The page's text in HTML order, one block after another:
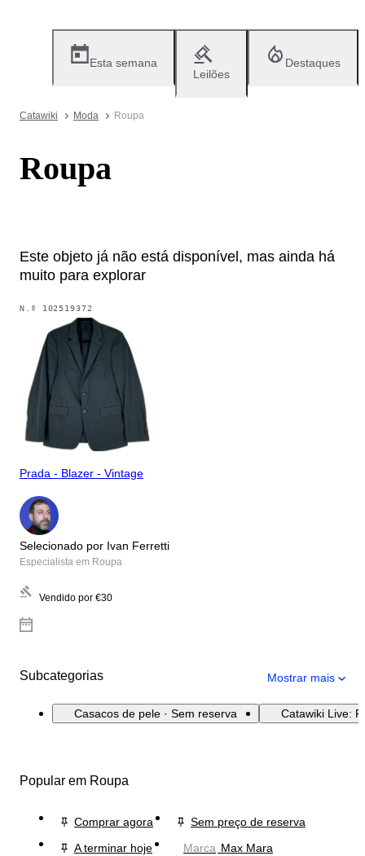
Esta semana
Leilões
Destaques
Catawiki Moda Roupa
Roupa
Este objeto já não está disponível, mas ainda há
muito para explorar
N.º 102519372
Prada - Blazer - Vintage
Selecionado por Ivan Ferretti
Especialista em Roupa
Vendido por €30
Subcategorias Mostrar mais
Casacos de pele · Sem reserva Catawiki Live:
Popular em Roupa
Comprar agora
Sem preço de reserva
A terminar hoje
Marca Max Mara